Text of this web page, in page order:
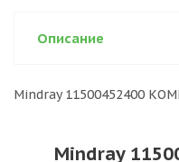
Описание
Mindray 11500452400
Mindray